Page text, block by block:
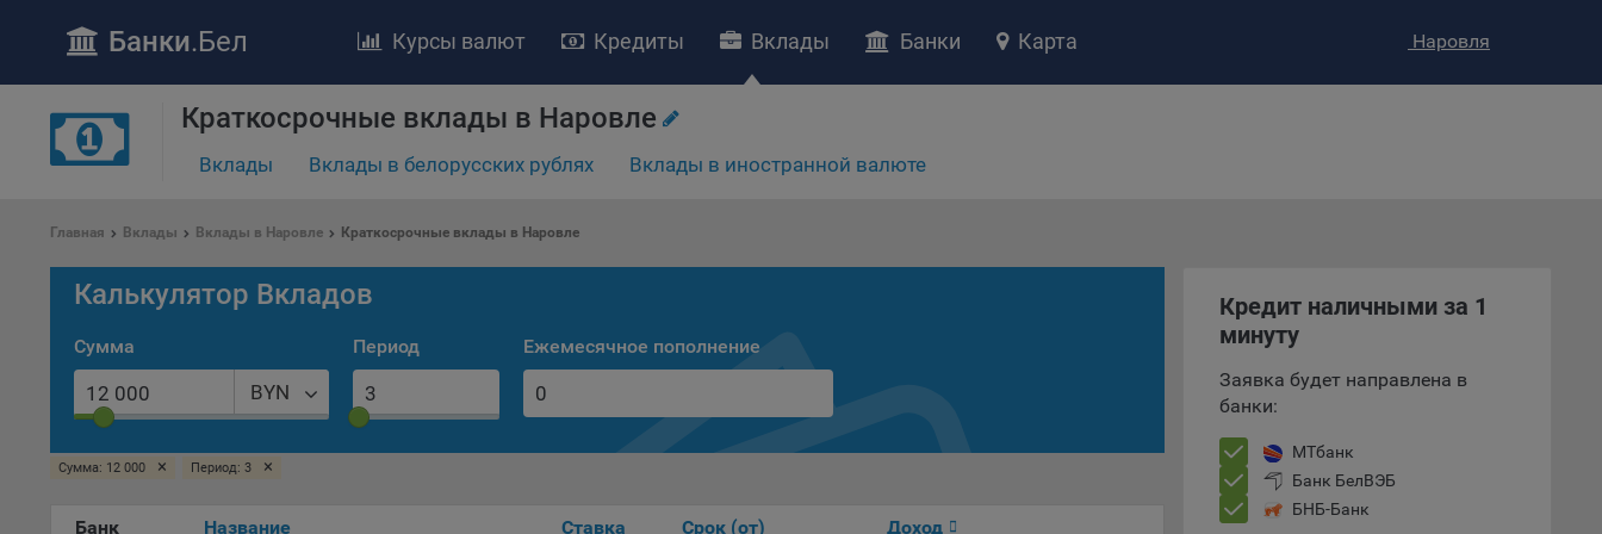
ПОЛОЖЕНИЕ «О политике обработки файлов cookie»
Общество с ограниченной ответственностью «Майфин» (далее –
«Политика»
Беларусь от 7 мая 2021 г. № 99-З «О защите персональных данных» (далее –
«Закон»
файлы cookie, а также каким образом пользователи могут контролировать
Банки.Бел Наровля
Курсы валют Кредиты Вклады Банки Карта
Краткосрочные вклады в Наровле
Вклады Вклады в белорусских рублях Вклады в иностранной валюте
Главная Вклады Вклады в Наровле Краткосрочные вклады в Наровле
Калькулятор Вкладов
Сумма
BYN
Период Ежемесячное пополнение
Сумма: 12 000 × Период: 3 ×
Банк Название Ставка Срок (от) Доход
Кредит наличными за 1
минуту
Заявка будет направлена в
банки:
МТбанк
Банк БелВЭБ
БНБ-Банк